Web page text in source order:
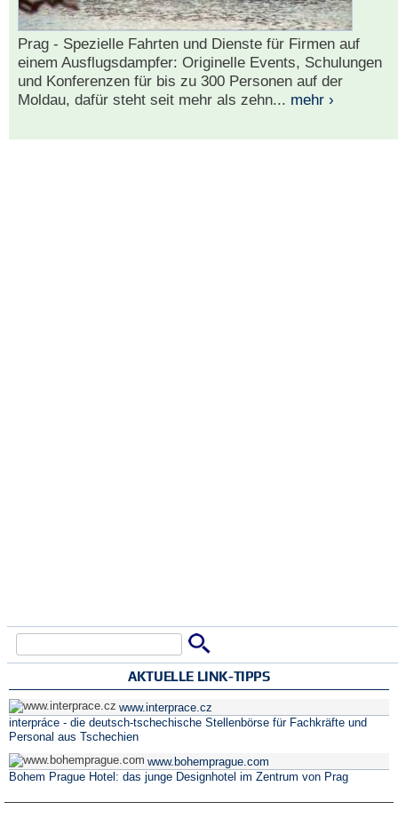
Prag - Spezielle Fahrten und Dienste für Firmen auf
einem Ausflugsdampfer: Originelle Events, Schulungen
und Konferenzen für bis zu 300 Personen auf der
Moldau, dafür steht seit mehr als zehn... mehr ›
Suchformular
AKTUELLE LINK-TIPPS
www.interprace.cz
interpráce - die deutsch-tschechische Stellenbörse für Fachkräfte und
Personal aus Tschechien
www.bohemprague.com
Bohem Prague Hotel: das junge Designhotel im Zentrum von Prag